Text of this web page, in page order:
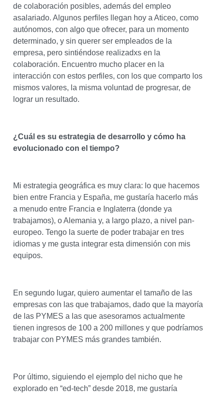
de colaboración posibles, además del empleo
asalariado. Algunos perfiles llegan hoy a Aticeo, como
autónomos, con algo que ofrecer, para un momento
determinado, y sin querer ser empleados de la
empresa, pero sintiéndose realizadxs en la
colaboración. Encuentro mucho placer en la
interacción con estos perfiles, con los que comparto los
mismos valores, la misma voluntad de progresar, de
lograr un resultado.
¿Cuál es su estrategia de desarrollo y cómo ha
evolucionado con el tiempo?
Mi estrategia geográfica es muy clara: lo que hacemos
bien entre Francia y España, me gustaría hacerlo más
a menudo entre Francia e Inglaterra (donde ya
trabajamos), o Alemania y, a largo plazo, a nivel pan-
europeo. Tengo la suerte de poder trabajar en tres
idiomas y me gusta integrar esta dimensión con mis
equipos.
En segundo lugar, quiero aumentar el tamaño de las
empresas con las que trabajamos, dado que la mayoría
de las PYMES a las que asesoramos actualmente
tienen ingresos de 100 a 200 millones y que podríamos
trabajar con PYMES más grandes también.
Por último, siguiendo el ejemplo del nicho que he
explorado en “ed-tech” desde 2018, me gustaría